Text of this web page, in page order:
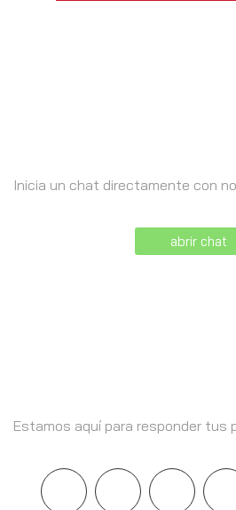
Inicia un chat directamente con
abrir chat
Estamos aquí para responder tus